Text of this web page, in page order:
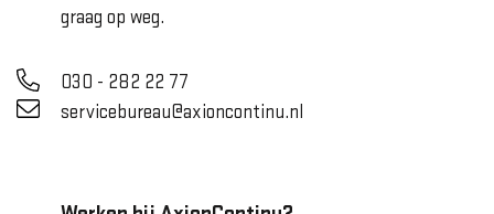
graag op weg.
030 - 282 22 77
servicebureau@axioncontinu.nl